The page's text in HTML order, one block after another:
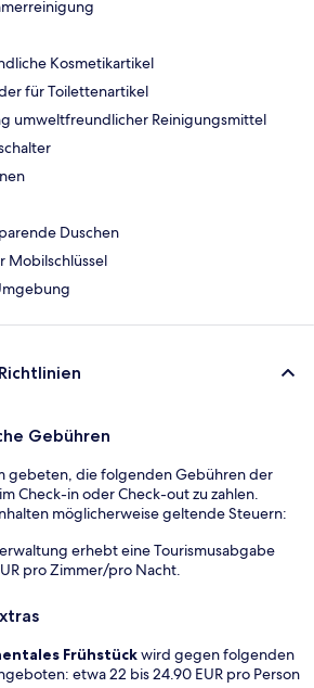
Kosmetikartikel
für Toilettenartikel
umweltfreundlicher Reinigungsmittel
Duschen
Mobilschlüssel
Gebühren
gebeten, die folgenden Gebühren der
Check-in oder Check-out zu zahlen.
möglicherweise geltende Steuern:
erhebt eine Tourismusabgabe
pro Zimmer/pro Nacht.
Frühstückwird gegen folgenden
etwa 22 bis 24.90 EUR pro Person